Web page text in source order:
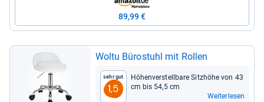
89,99 €
Woltu Büro­stuhl mit Rol­len
Sehr gut
1,5
Höhen­ver­stell­bare Sitz­höhe von 43
cm bis 54,5 cm
Weiterlesen